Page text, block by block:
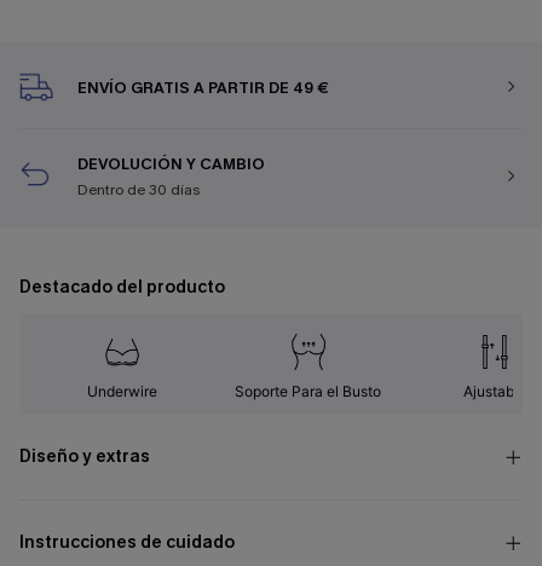
ENVÍO GRATIS A PARTIR DE 49 €
DEVOLUCIÓN Y CAMBIO
Dentro de 30 días
Destacado del producto
Underwire Soporte Para el Busto Ajustable
Diseño y extras
Instrucciones de cuidado